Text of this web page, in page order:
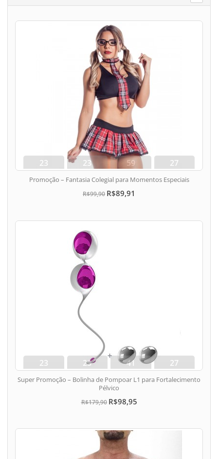
23
dias
23
hora
59
min
26
seg
Promoção – Fantasia Colegial para Momentos Especiais
R$99,90 R$89,91
23
dias
23
hora
41
min
26
seg
Super Promoção – Bolinha de Pompoar L1 para Fortalecimento
Pélvico
R$179,90 R$98,95